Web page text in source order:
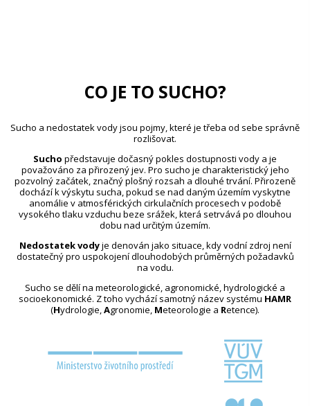
CO JE TO SUCHO?
Sucho a nedostatek vody jsou pojmy, které je třeba od sebe správně
rozlišovat.
Sucho představuje dočasný pokles dostupnosti vody a je
považováno za přirozený jev. Pro sucho je charakteristický jeho
pozvolný začátek, značný plošný rozsah a dlouhé trvání. Přirozeně
dochází k výskytu sucha, pokud se nad daným územím vyskytne
anomálie v atmosférických cirkulačních procesech v podobě
vysokého tlaku vzduchu beze srážek, která setrvává po dlouhou
dobu nad určitým územím.
Nedostatek vodyje definován jako situace, kdy vodní zdroj není
dostatečný pro uspokojení dlouhodobých průměrných požadavků
na vodu.
Sucho se dělí na meteorologické, agronomické, hydrologické a
socioekonomické. Z toho vychází samotný název systému HAMR
(Hydrologie,Agronomie, Meteorologie a Retence).